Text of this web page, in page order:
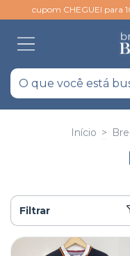
cupom CHEGUEI para
Início >
Filtrar